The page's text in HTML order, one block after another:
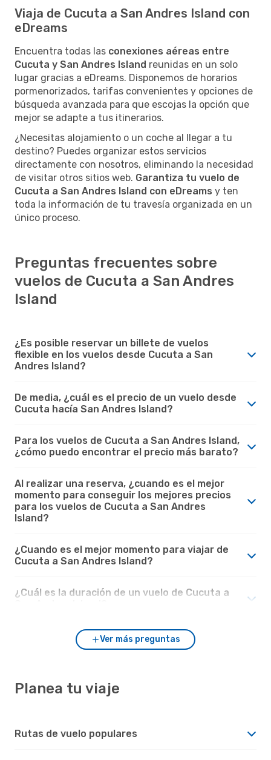
Viaja de Cucuta a San Andres Island con
eDreams
Encuentra todas las conexiones aéreas entre
Cucuta y San Andres Island reunidas en un solo
lugar gracias a eDreams. Disponemos de horarios
pormenorizados, tarifas convenientes y opciones de
búsqueda avanzada para que escojas la opción que
mejor se adapte a tus itinerarios.
¿Necesitas alojamiento o un coche al llegar a tu
destino? Puedes organizar estos servicios
directamente con nosotros, eliminando la necesidad
de visitar otros sitios web. Garantiza tu vuelo de
Cucuta a San Andres Island con eDreams y ten
toda la información de tu travesía organizada en un
único proceso.
Preguntas frecuentes sobre
vuelos de Cucuta a San Andres
Island
¿Es posible reservar un billete de vuelos
flexible en los vuelos desde Cucuta a San
Andres Island?
De media, ¿cuál es el precio de un vuelo desde
Cucuta hacía San Andres Island?
Para los vuelos de Cucuta a San Andres Island,
¿cómo puedo encontrar el precio más barato?
Al realizar una reserva, ¿cuando es el mejor
momento para conseguir los mejores precios
para los vuelos de Cucuta a San Andres
Island?
¿Cuando es el mejor momento para viajar de
Cucuta a San Andres Island?
¿Cuál es la duración de un vuelo de Cucuta a
Ver más preguntas
Planea tu viaje
Rutas de vuelo populares